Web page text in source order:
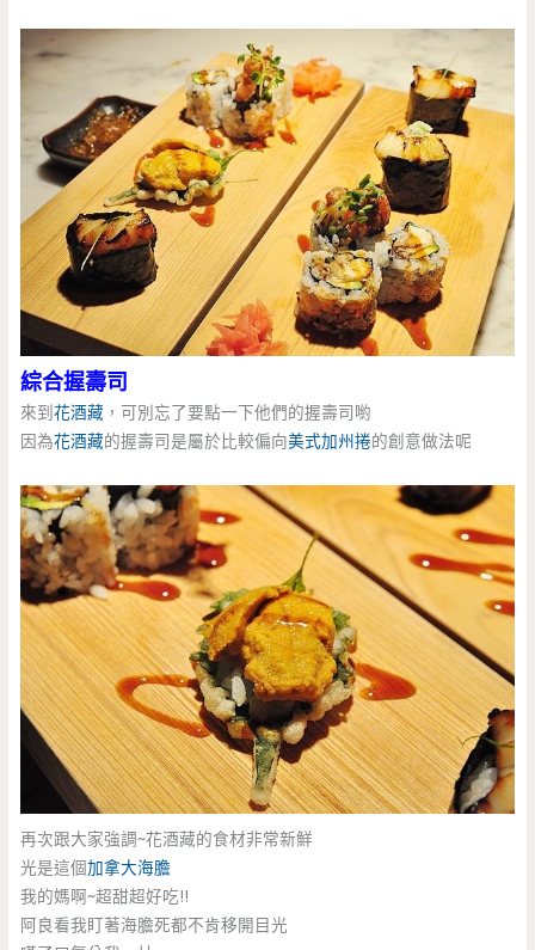
綜合握壽司
來到花酒藏 ，可別忘了要點一下他們的握壽司喲
因為花酒藏的握壽司是屬於比較偏向美式加州捲的創意做法呢
再次跟大家強調~花酒藏的食材非常新鮮
光是這個加拿大海膽
我的媽啊~超甜超好吃!!
阿良看我盯著海膽死都不肯移開目光